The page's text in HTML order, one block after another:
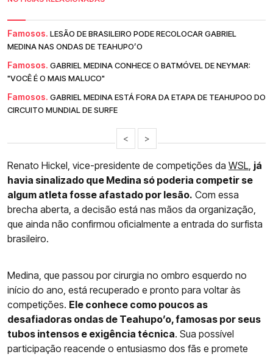
Famosos. LESÃO DE BRASILEIRO PODE RECOLOCAR GABRIEL
MEDINA NAS ONDAS DE TEAHUPO’O
Famosos. GABRIEL MEDINA CONHECE O BATMÓVEL DE NEYMAR:
"VOCÊ É O MAIS MALUCO"
Famosos. GABRIEL MEDINA ESTÁ FORA DA ETAPA DE TEAHUPOO DO
CIRCUITO MUNDIAL DE SURFE
< >
Renato Hickel, vice-presidente de competições da WSL, já
havia sinalizado que Medina só poderia competir se
algum atleta fosse afastado por lesão. Com essa
brecha aberta, a decisão está nas mãos da organização,
que ainda não confirmou oficialmente a entrada do surfista
brasileiro.
Medina, que passou por cirurgia no ombro esquerdo no
início do ano, está recuperado e pronto para voltar às
competições. Ele conhece como poucos as
desafiadoras ondas de Teahupo’o, famosas por seus
tubos intensos e exigência técnica. Sua possível
participação reacende o entusiasmo dos fãs e promete